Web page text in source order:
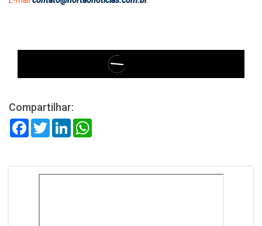
Compartilhar:
FacebookTwitterLinkedIn